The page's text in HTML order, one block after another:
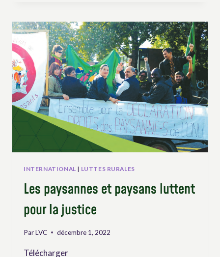
EN
OEUVRE
DES
DROITS
DES
PAYSAN·NE·S
EN
EUROPE
INTERNATIONAL | LUTTES RURALES
Les paysannes et paysans luttent
pour la justice
ParLVC décembre 1, 2022
Télécharger